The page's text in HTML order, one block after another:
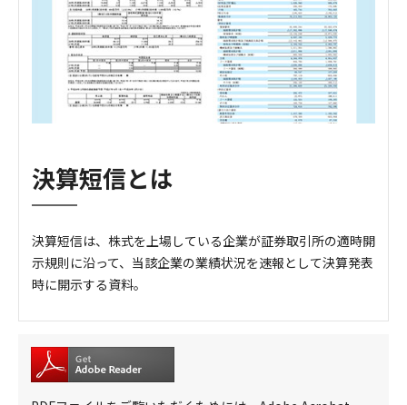
決算短信とは
決算短信は、株式を上場している企業が証券取引所の適時開
示規則に沿って、当該企業の業績状況を速報として決算発表
時に開示する資料。